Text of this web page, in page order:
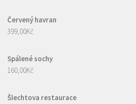
Červený havran
399,00Kč
Spálené sochy
160,00Kč
Šlechtova restaurace